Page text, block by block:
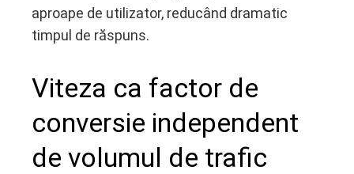
aproape de utilizator, reducând dramatic
timpul de răspuns.
Viteza ca factor de
conversie independent
de volumul de trafic